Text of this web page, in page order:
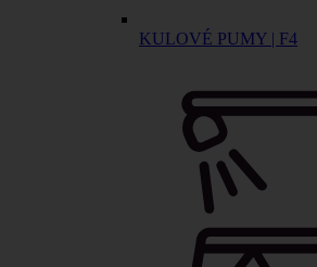
KULOVÉ PUMY | F4